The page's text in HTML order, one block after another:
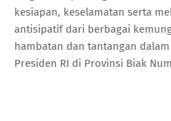
kesiapan, keselamatan serta
antisipatif dari berbagai
hambatan dan tantangan
Presiden RI di Provinsi Biak